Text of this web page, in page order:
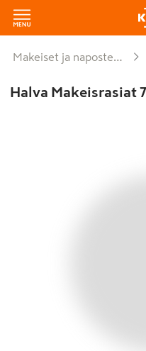
Makeiset ja naposteltavat
Halva Makeisrasiat